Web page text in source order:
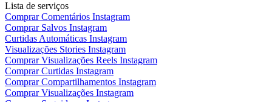
Lista de serviços
Comprar Comentários Instagram
Comprar Salvos Instagram
Curtidas Automáticas Instagram
Visualizações Stories Instagram
Comprar Visualizações Reels Instagram
Comprar Curtidas Instagram
Comprar Compartilhamentos Instagram
Comprar Visualizações Instagram